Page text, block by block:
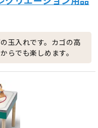
玉入れです。カゴの高
らでも楽しめます。